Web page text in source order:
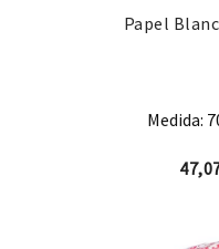
Papel
Medida: